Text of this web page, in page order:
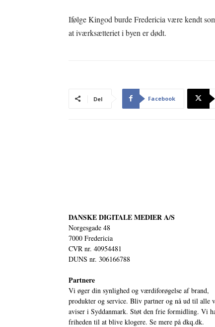
Ifølge Kingod burde Fredericia være kendt
at iværksætteriet i byen er dødt.
Del Facebook
DANSKE DIGITALE MEDIER A/S
Norgesgade 48
7000 Fredericia
CVR nr. 40954481
DUNS nr. 306166788
Partnere
Vi øger din synlighed og værdiforøgelse af brand,
produkter og service. Bliv partner og nå ud til alle
aviser i Syddanmark. Støt den frie formidling. Vi
friheden til at blive klogere. Se mere på dkq.dk.